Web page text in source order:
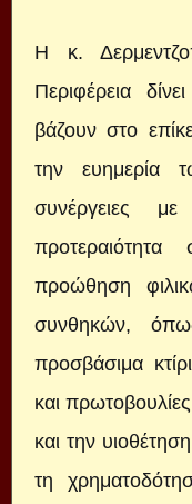
Η κ.
Περιφέρεια
βάζουν στο
την ευημερία
συνέργειες
προώθηση
συνθηκών,
προσβάσιμα
και
και την
τη